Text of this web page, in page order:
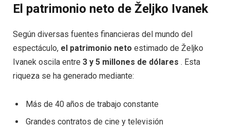
El patrimonio neto de Željko Ivanek
Según diversas fuentes financieras del mundo del
espectáculo, el patrimonio neto estimado de Željko
Ivanek oscila entre 3 y 5 millones de dólares . Esta
riqueza se ha generado mediante:
Más de 40 años de trabajo constante
Grandes contratos de cine y televisión